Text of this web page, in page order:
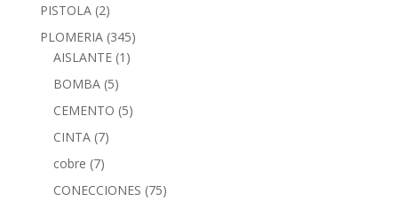
PISTOLA (2)
PLOMERIA (345)
AISLANTE (1)
BOMBA (5)
CEMENTO (5)
CINTA (7)
cobre (7)
CONECCIONES (75)